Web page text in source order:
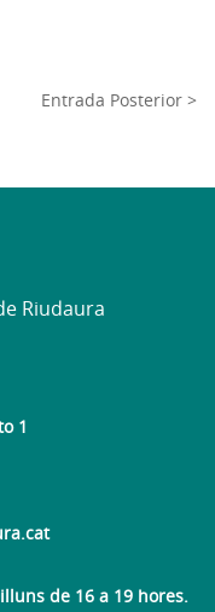
Entrada Posterior >
1
de 16 a 19 hores.
Riudaura